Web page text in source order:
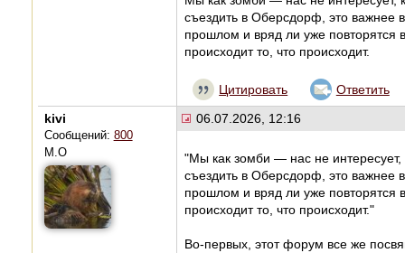
съездить в Оберсдорф, это важнее
прошлом и вряд ли уже
происходит то, что происходит.
Цитировать Ответить
kivi
Сообщений: 800
М.О
06.07.2026, 12:16
"Мы как зомби — нас не
съездить в Оберсдорф, это важнее
прошлом и вряд ли уже
происходит то, что происходит."
Во-первых, этот форум все же